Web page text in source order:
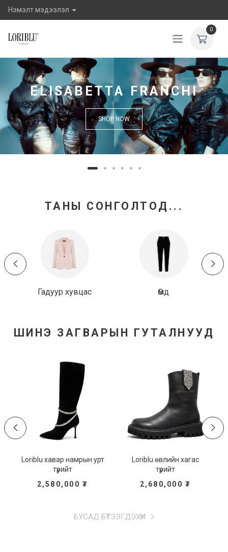
Нэмэлт мэдээлэл
0
ELISABETTA FRANCHI
SHOP NOW
ТАНЫ СОНГОЛТОД...
Гадуур хувцас Өмд
ШИНЭ ЗАГВАРЫН ГУТАЛНУУД
Loriblu хавар намрын урт
түрийт
2,580,000 ₮
Loriblu өвлийн хагас
түрийт
2,680,000 ₮
БУСАД БҮТЭЭГДЭХҮҮН